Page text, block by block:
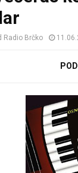
Radio Brčko